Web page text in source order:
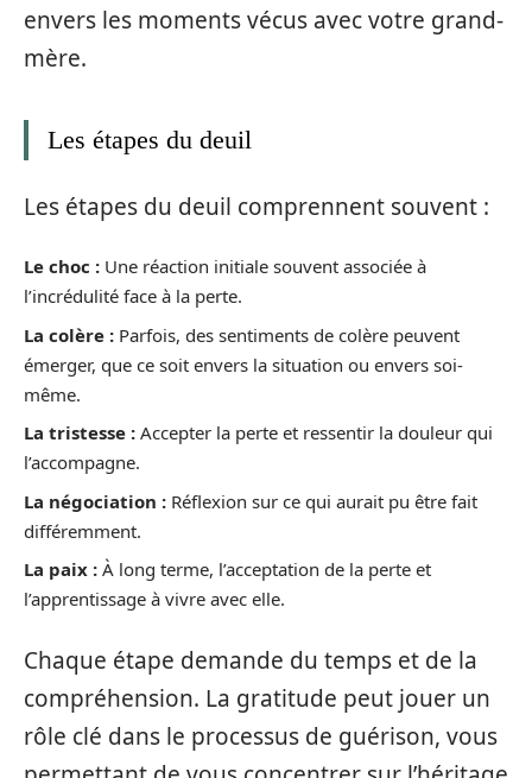
envers les moments vécus avec votre grand-
mère.
Les étapes du deuil
Les étapes du deuil comprennent souvent :
Le choc : Une réaction initiale souvent associée à
l’incrédulité face à la perte.
La colère : Parfois, des sentiments de colère peuvent
émerger, que ce soit envers la situation ou envers soi-
même.
La tristesse : Accepter la perte et ressentir la douleur qui
l’accompagne.
La négociation : Réflexion sur ce qui aurait pu être fait
différemment.
La paix : À long terme, l’acceptation de la perte et
l’apprentissage à vivre avec elle.
Chaque étape demande du temps et de la
compréhension. La gratitude peut jouer un
rôle clé dans le processus de guérison, vous